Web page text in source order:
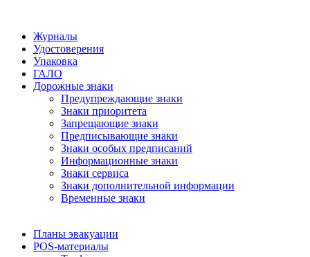
Журналы
Удостоверения
Упаковка
ГАЛО
Дорожные знаки
Предупреждающие знаки
Знаки приоритета
Запрещающие знаки
Предписывающие знаки
Знаки особых предписаний
Информационные знаки
Знаки сервиса
Знаки дополнительной информации
Временные знаки
Планы эвакуации
POS-материалы